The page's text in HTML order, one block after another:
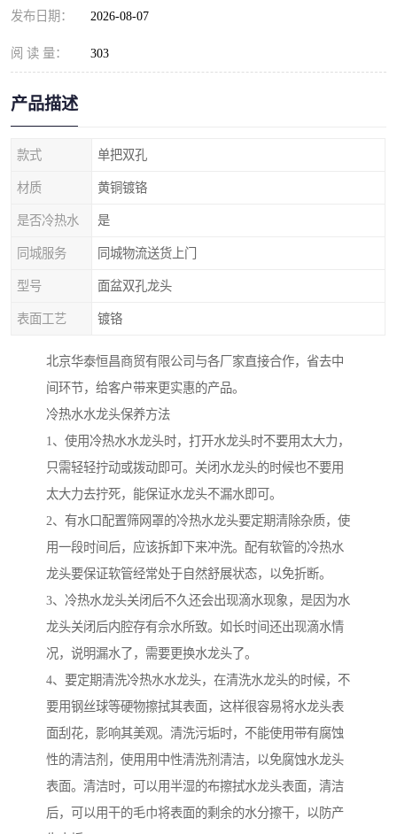
发布日期： 2026-08-07
阅 读 量： 303
产品描述
款式 单把双孔
材质 黄铜镀铬
是否冷热水 是
同城服务 同城物流送货上门
型号 面盆双孔龙头
表面工艺 镀铬
北京华泰恒昌商贸有限公司与各厂家直接合作，省去中
间环节，给客户带来更实惠的产品。
冷热水水龙头保养方法
1、使用冷热水水龙头时，打开水龙头时不要用太大力，
只需轻轻拧动或拨动即可。关闭水龙头的时候也不要用
太大力去拧死，能保证水龙头不漏水即可。
2、有水口配置筛网罩的冷热水龙头要定期清除杂质，使
用一段时间后，应该拆卸下来冲洗。配有软管的冷热水
龙头要保证软管经常处于自然舒展状态，以免折断。
3、冷热水龙头关闭后不久还会出现滴水现象，是因为水
龙头关闭后内腔存有佘水所致。如长时间还出现滴水情
况，说明漏水了，需要更换水龙头了。
4、要定期清洗冷热水水龙头，在清洗水龙头的时候，不
要用钢丝球等硬物擦拭其表面，这样很容易将水龙头表
面刮花，影响其美观。清洗污垢时，不能使用带有腐蚀
性的清洁剂，使用用中性清洗剂清洁，以免腐蚀水龙头
表面。清洁时，可以用半湿的布擦拭水龙头表面，清洁
后，可以用干的毛巾将表面的剩余的水分擦干，以防产